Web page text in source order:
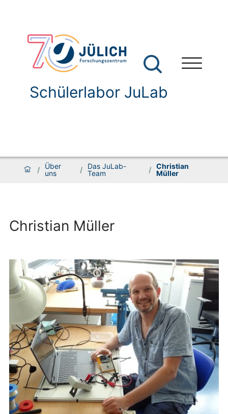
Schülerlabor JuLab
/
Über
uns
/
Das JuLab-
Team
/
Christian
Müller
Christian Müller